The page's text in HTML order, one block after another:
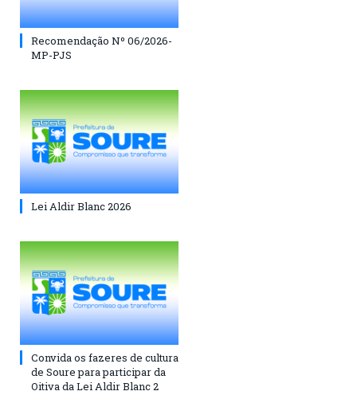
Recomendação Nº 06/2026-
MP-PJS
Lei Aldir Blanc 2026
Convida os fazeres de cultura
de Soure para participar da
Oitiva da Lei Aldir Blanc 2